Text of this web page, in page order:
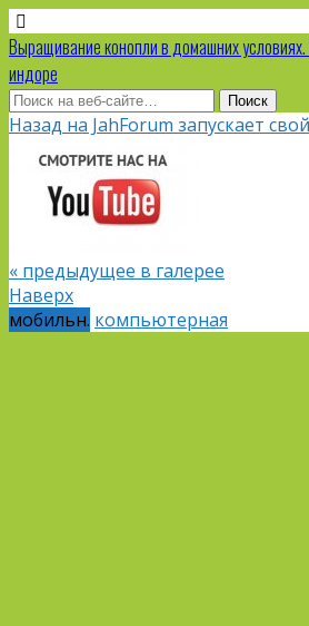
Выращивание конопли в домашних
индоре
Назад на JahForum запускает
« предыдущее в галерее
Наверх
мобильн. компьютерная